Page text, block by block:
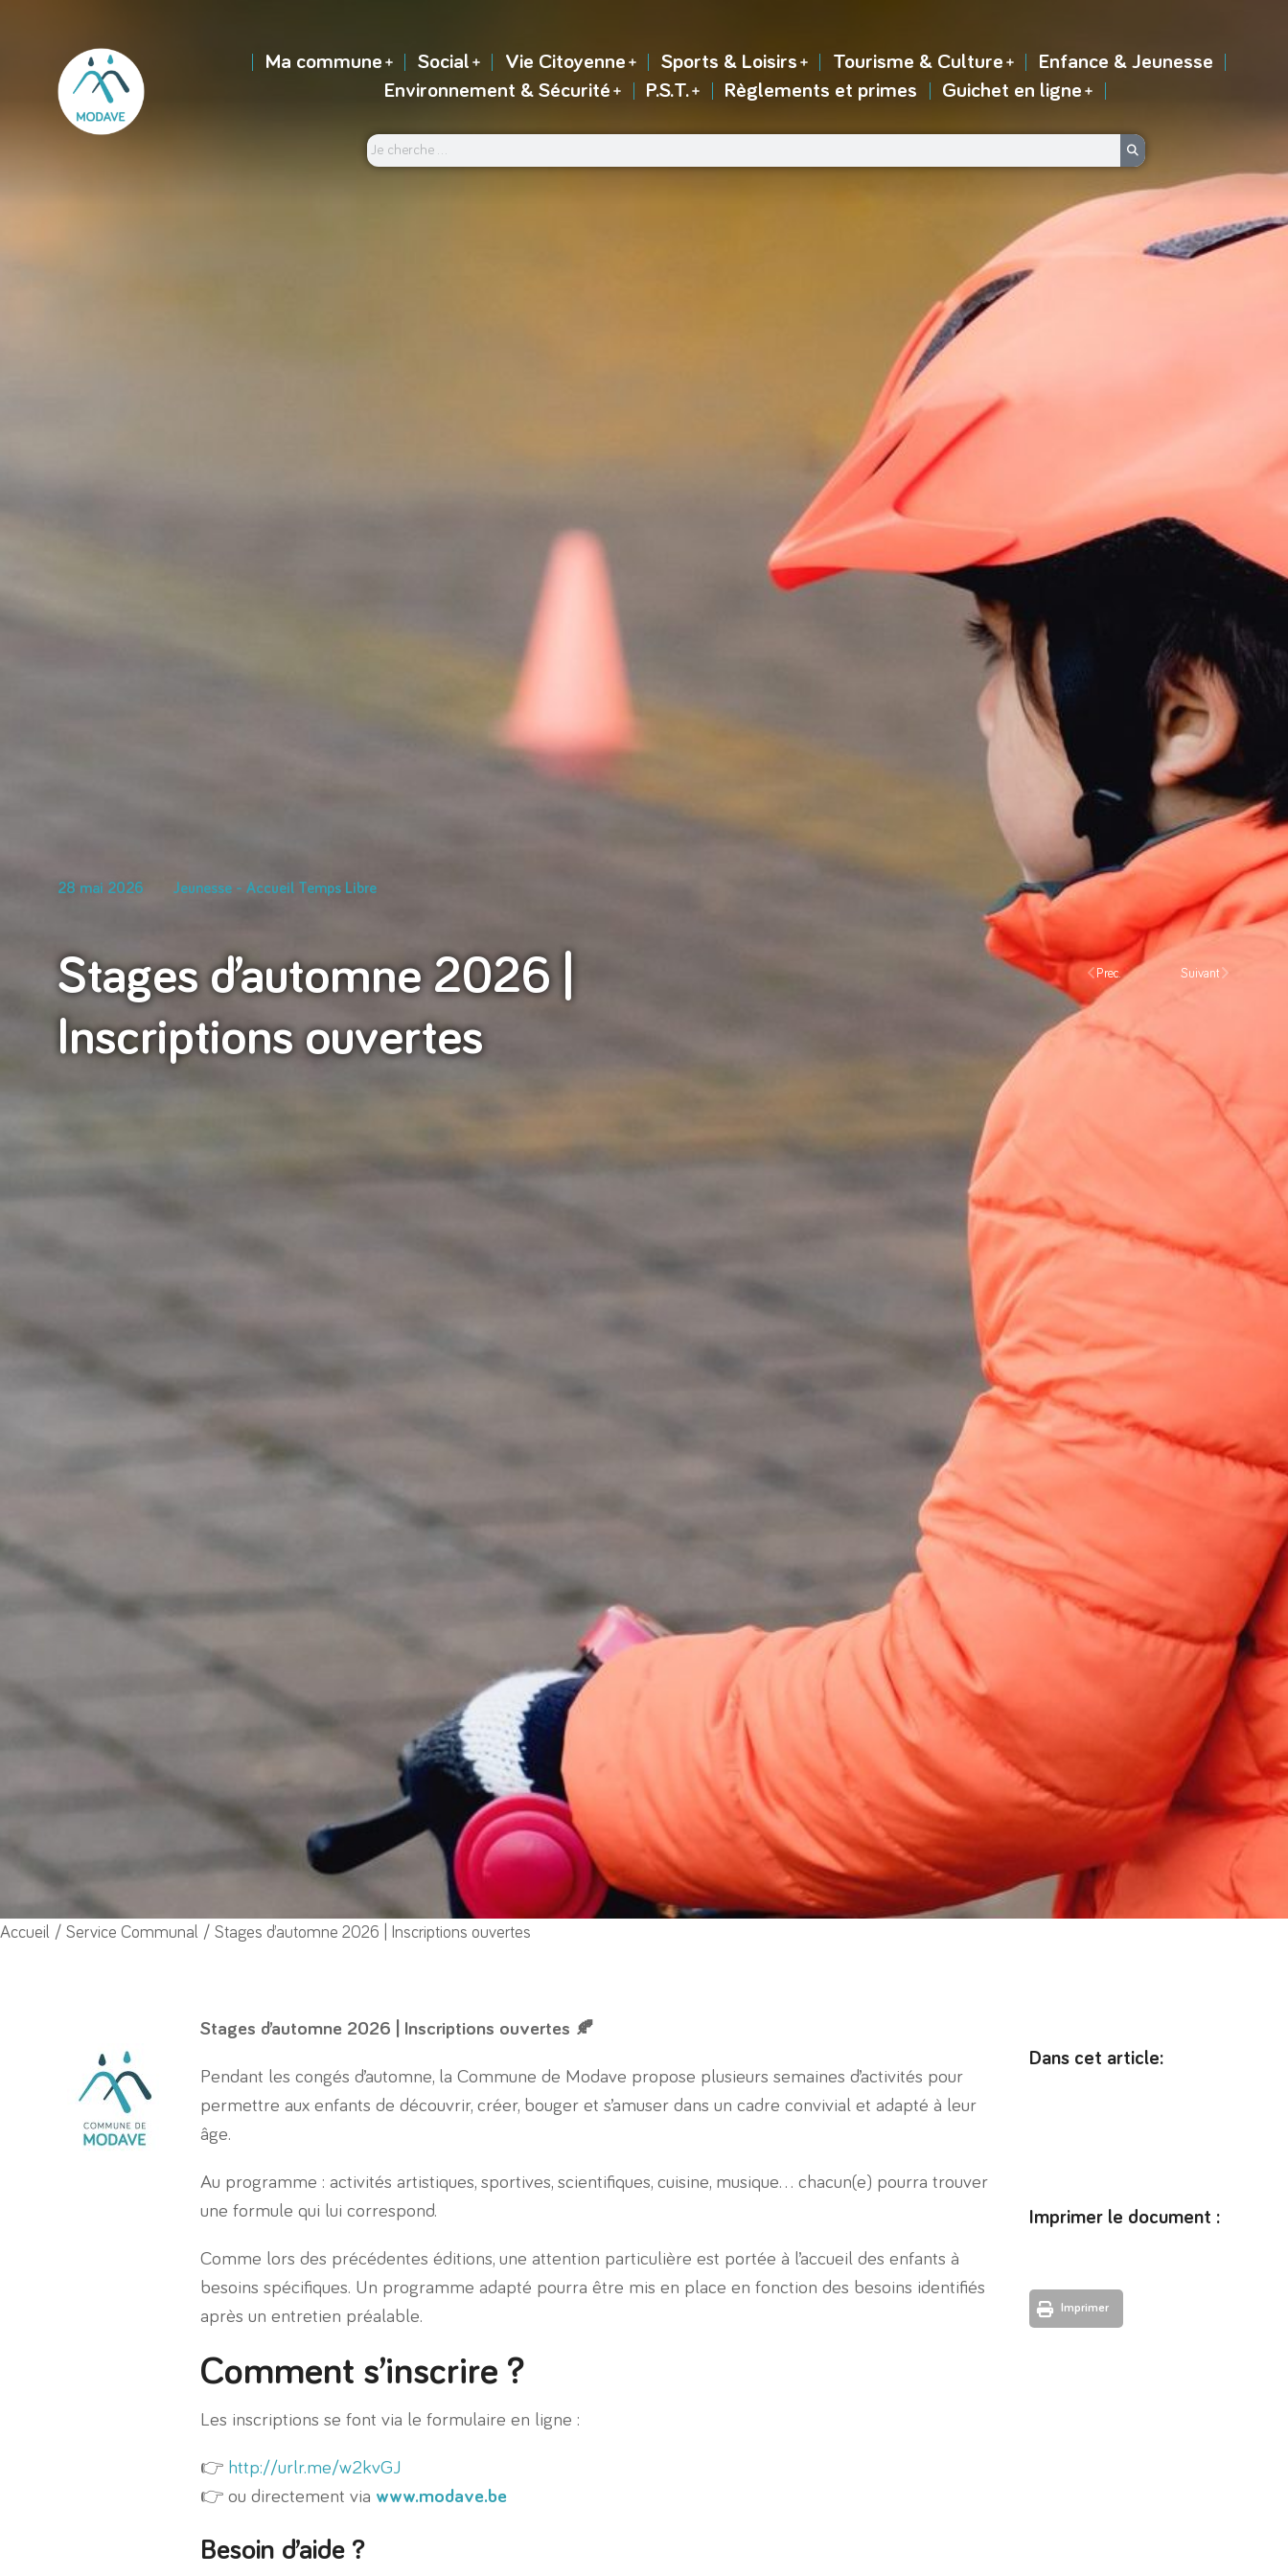
Ma commune Social Vie Citoyenne Sports & Loisirs Tourisme & Culture
Enfance & Jeunesse
Environnement & Sécurité
P.S.T. Règlements et primes Guichet en ligne
28 mai 2026 Jeunesse - Accueil Temps Libre
Stages d’automne 2026 |
Inscriptions ouvertes
Prec. Suivant
Vous êtes ici :
Accueil Service Communal Stages d’automne 2026 | Inscriptions ouvertes
Stages d’automne 2026 | Inscriptions ouvertes 🍂
Pendant les congés d’automne, la Commune de Modave propose plusieurs semaines d’activités pour
permettre aux enfants de découvrir, créer, bouger et s’amuser dans un cadre convivial et adapté à leur
âge.
Au programme : activités artistiques, sportives, scientifiques, cuisine, musique… chacun(e) pourra trouver
une formule qui lui correspond.
Comme lors des précédentes éditions, une attention particulière est portée à l’accueil des enfants à
besoins spécifiques. Un programme adapté pourra être mis en place en fonction des besoins identifiés
après un entretien préalable.
Comment s’inscrire ?
Les inscriptions se font via le formulaire en ligne :
👉 http://urlr.me/w2kvGJ
👉 ou directement via www.modave.be
Besoin d’aide ?
Dans cet article:
Imprimer le document :
Imprimer